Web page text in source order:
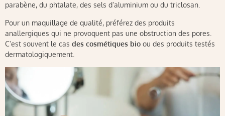
parabène, du phtalate, des sels d’aluminium ou du triclosan.
Pour un maquillage de qualité, préférez des produits
anallergiques qui ne provoquent pas une obstruction des pores.
C’est souvent le cas des cosmétiques bio ou des produits testés
dermatologiquement.